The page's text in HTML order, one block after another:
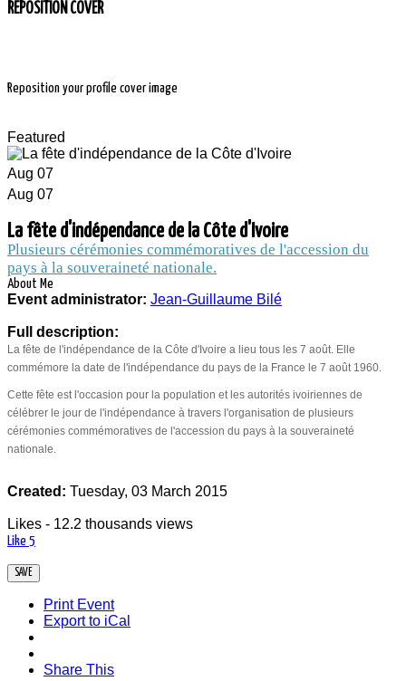
REPOSITION COVER
Reposition your profile cover image
Featured
LA FÊTE
D'INDÉPENDANCE
DE LA CÔTE
D'IVOIRE
12.2 thousands people and companies
follow the news of the event La fête
Aug 07
Aug 07
La fête d'indépendance de la Côte d'Ivoire
Plusieurs cérémonies commémoratives de l'accession du
pays à la souveraineté nationale.
About Me
Event administrator: Jean-Guillaume Bilé
Full description:
La fête de l'indépendance de la Côte d'Ivoire a lieu tous les 7 août. Elle
commémore la date de l'indépendance du pays de la France le 7 août 1960.
Cette fête est l'occasion pour la population et les autorités ivoiriennes de
célébrer le jour de l'indépendance à travers l'organisation de plusieurs
cérémonies commémoratives de l'accession du pays à la souveraineté
nationale.
Created: Tuesday, 03 March 2015
Likes - 12.2 thousands views
Like 5
Print Event
Export to iCal
Share This